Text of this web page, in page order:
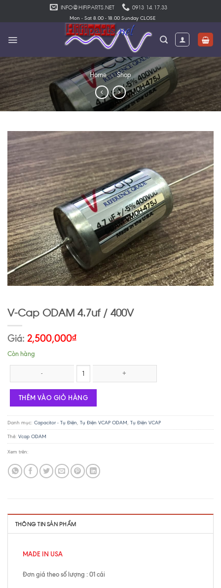
INFO@HIFIPARTS.NET 0913 14.17.33
Mon - Sat 8.00 - 18.00 Sunday CLOSE
Home » Shop
V-Cap ODAM 4.7uf / 400V
Giá: 2,500,000₫
Còn hàng
THÊM VÀO GIỎ HÀNG
Danh mục: Capacitor - Tụ Điện, Tụ Điện VCAP ODAM, Tụ Điện VCAP
Thẻ: Vcap ODAM
Xem trên:
THÔNG TIN SẢN PHẨM
MADE IN USA
Đơn giá theo số lượng : 01 cái